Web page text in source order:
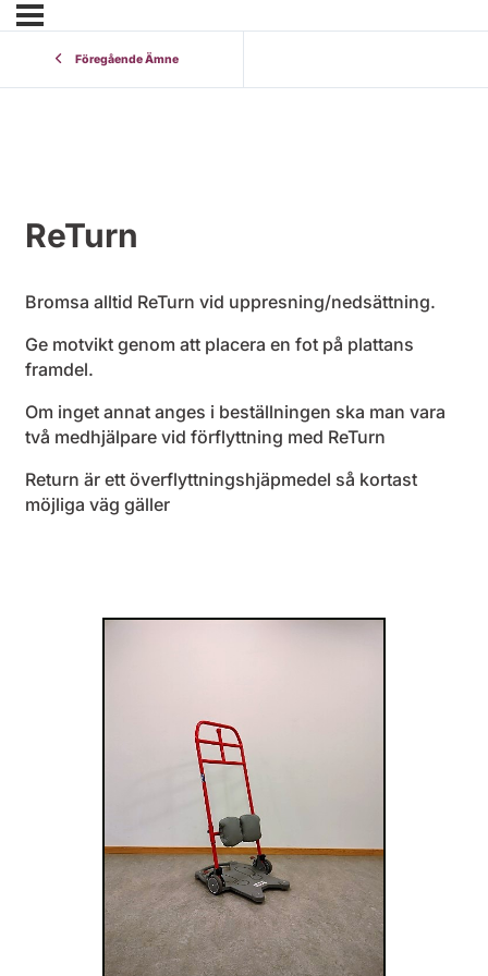
Föregående Ämne
ReTurn
Bromsa alltid ReTurn vid uppresning/nedsättning.
Ge motvikt genom att placera en fot på plattans
framdel.
Om inget annat anges i beställningen ska man vara
två medhjälpare vid förflyttning med ReTurn
Return är ett överflyttningshjäpmedel så kortast
möjliga väg gäller